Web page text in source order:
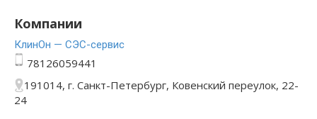
Компании
КлинОн — СЭС-сервис
78126059441
191014, г. Санкт-Петербург, Ковенский переулок, 22-
24